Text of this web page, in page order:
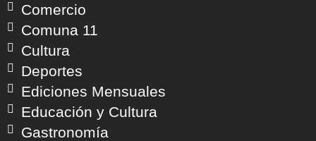
Comercio
Comuna 11
Cultura
Deportes
Ediciones Mensuales
Educación y Cultura
Gastronomía